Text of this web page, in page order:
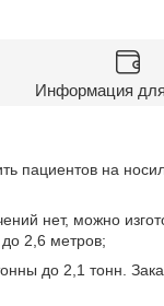
Информация
пациентов на
нет, можно
2,6 метров;
до 2,1 тонн.